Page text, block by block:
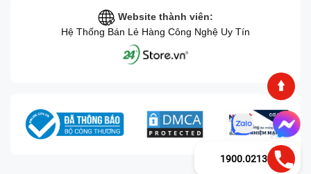
Website thành viên:
Hệ Thống Bán Lẻ Hàng Công Nghệ Uy Tín
1900.0213